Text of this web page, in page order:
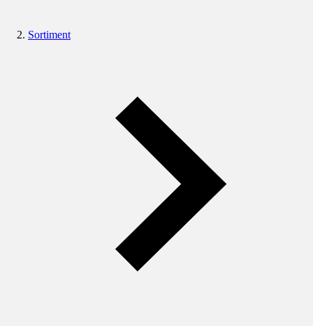
Sortiment